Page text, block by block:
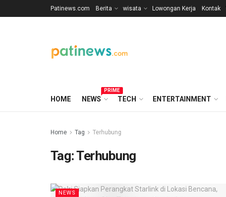
Patinews.com Berita wisata Lowongan Kerja Kontak
HOME NEWS
PRIME
TECH ENTERTAINMENT
Home Tag Terhubung
Tag:Terhubung
NEWS